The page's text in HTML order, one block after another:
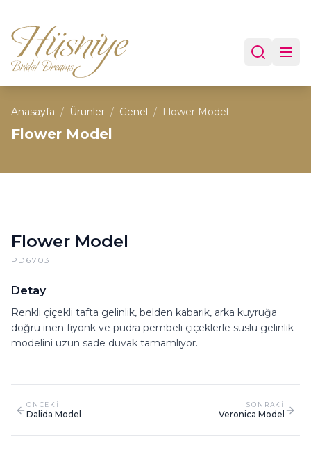
Anasayfa / Ürünler / Genel / Flower Model
Flower Model
Flower Model
Detay
Renkli çiçekli tafta gelinlik, belden kabarık, arka kuyruğa
doğru inen fiyonk ve pudra pembeli çiçeklerle süslü gelinlik
modelini uzun sade duvak tamamlıyor.
Dalida Model Veronica Model